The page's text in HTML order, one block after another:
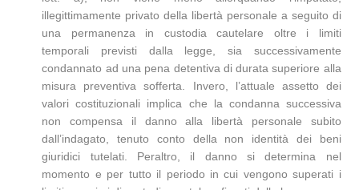
illegittimamente privato della libertà personale a seguito di
una permanenza in custodia cautelare oltre i limiti
temporali previsti dalla legge, sia successivamente
condannato ad una pena detentiva di durata superiore alla
misura preventiva sofferta. Invero, l’attuale assetto dei
valori costituzionali implica che la condanna successiva
non compensa il danno alla libertà personale subito
dall’indagato, tenuto conto della non identità dei beni
giuridici tutelati. Peraltro, il danno si determina nel
momento e per tutto il periodo in cui vengono superati i